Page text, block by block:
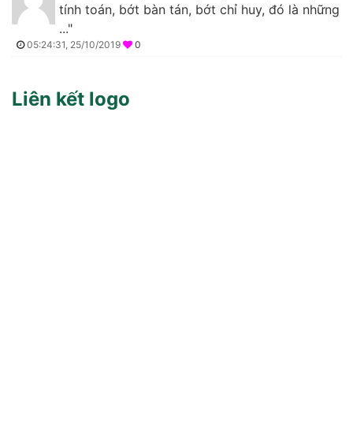
tính toán, bớt bàn tán, bớt chỉ huy, đó là những
..."
05:24:31, 25/10/2019 0
Liên kết logo